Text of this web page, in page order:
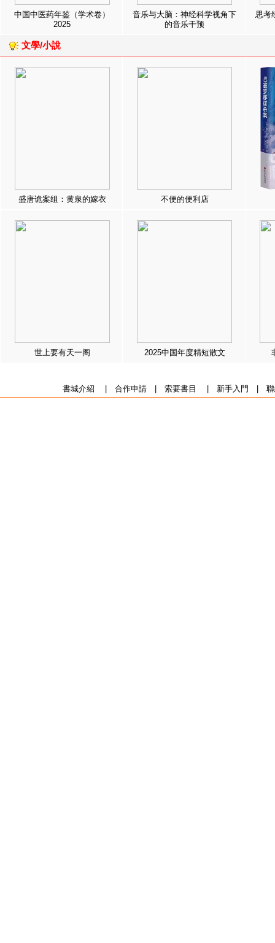
中国中医药年鉴（学术卷）
2025
音乐与大脑：神经科学视角下
的音乐干预
思考
文學/小說
盛唐诡案组：黄泉的嫁衣 不便的便利店
世上要有天一阁 2025中国年度精短散文
書城介紹 合作申請| 索要書目 新手入門